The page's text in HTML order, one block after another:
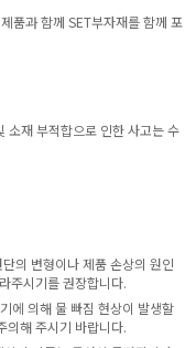
품과 함께 SET부자재를 함께 포
소재 부적합으로 인한 사고는 수
의 변형이나 제품 손상의 원인
주시기를 권장합니다.
에 의해 물 빠짐 현상이 발생할
의해 주시기 바랍니다.